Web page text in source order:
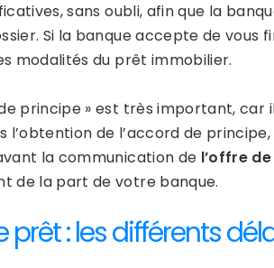
sans oubli, afin que la
Si la banque accepte de vous
modalités du prêt immobilier.
principe » est très important, car
l’obtention de l’accord de
la communication de l’offre
de la part de votre banque.
prêt : les différents